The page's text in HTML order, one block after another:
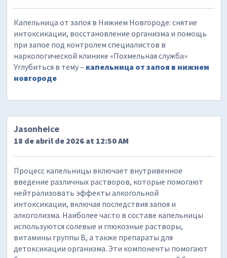
Капельница от запоя в Нижнем Новгороде: снятие
интоксикации, восстановление организма и помощь
при запое под контролем специалистов в
наркологической клинике «Похмельная служба»
Углубиться в тему – капельница от запоя в нижнем
новгороде
Jasonheice
18 de abril de 2026 at 12:50 AM
Процесс капельницы включает внутривенное
введение различных растворов, которые помогают
нейтрализовать эффекты алкогольной
интоксикации, включая последствия запоя и
алкоголизма. Наиболее часто в составе капельницы
используются солевые и глюкозные растворы,
витамины группы B, а также препараты для
детоксикации организма. Эти компоненты помогают